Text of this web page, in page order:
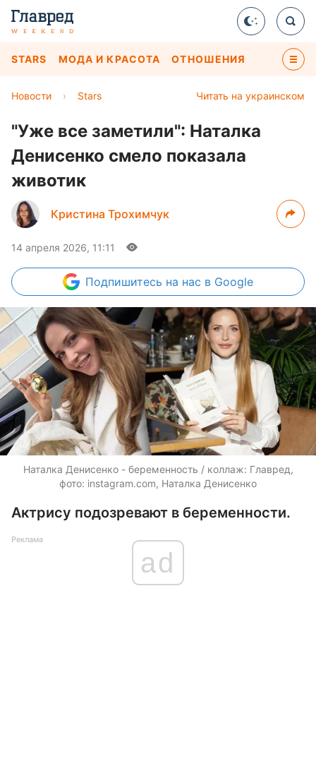
STARS МОДА И КРАСОТА ОТНОШЕНИЯ
Читать на украинском
Новости › Stars
"Уже все заметили": Наталка
Денисенко смело показала
животик
Кристина Трохимчук
14 апреля 2026, 11:11
Подпишитесь на нас в Google
Наталка Денисенко - беременность / коллаж: Главред,
фото: instagram.com, Наталка Денисенко
Актрису подозревают в беременности.
Реклама
ad